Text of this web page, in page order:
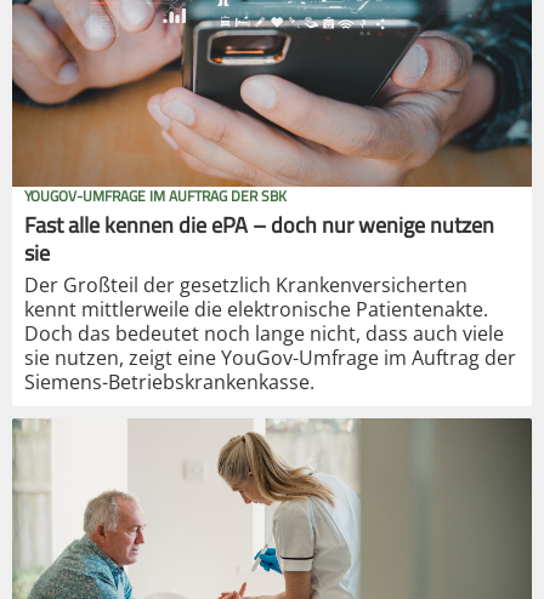
YOUGOV-UMFRAGE IM AUFTRAG DER SBK
Fast alle kennen die ePA – doch nur wenige nutzen
sie
Der Großteil der gesetzlich Krankenversicherten
kennt mittlerweile die elektronische Patientenakte.
Doch das bedeutet noch lange nicht, dass auch viele
sie nutzen, zeigt eine YouGov-Umfrage im Auftrag der
Siemens-Betriebskrankenkasse.